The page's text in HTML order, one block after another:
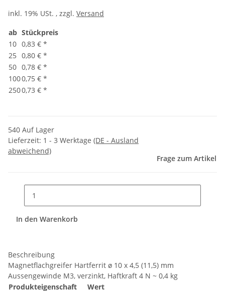
inkl. 19% USt. , zzgl. Versand
ab Stückpreis
10 0,83 € *
25 0,80 € *
50 0,78 € *
1000,75 € *
2500,73 € *
540 Auf Lager
Lieferzeit: 1 - 3 Werktage (DE - Ausland
abweichend)
Frage zum Artikel
In den Warenkorb
Beschreibung
Magnetflachgreifer Hartferrit ø 10 x 4,5 (11,5) mm
Aussengewinde M3, verzinkt, Haftkraft 4 N ~ 0,4 kg
Produkteigenschaft
Wert